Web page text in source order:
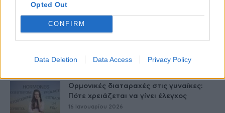
Opted Out
CONFIRM
Data Deletion Data Access Privacy Policy
Δείτε Ακόμη
Ορμονικές διαταραχές στις γυναίκες:
Πότε χρειάζεται να γίνει έλεγχος
16 Ιανουαρίου 2026